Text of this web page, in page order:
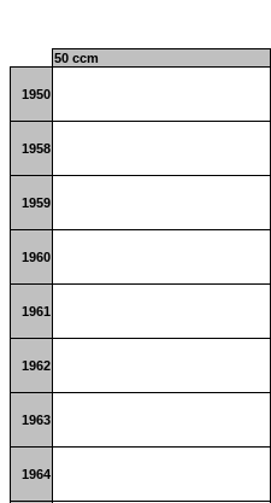
50 ccm
1950
1958
1959
1960
1961
1962
1963
1964